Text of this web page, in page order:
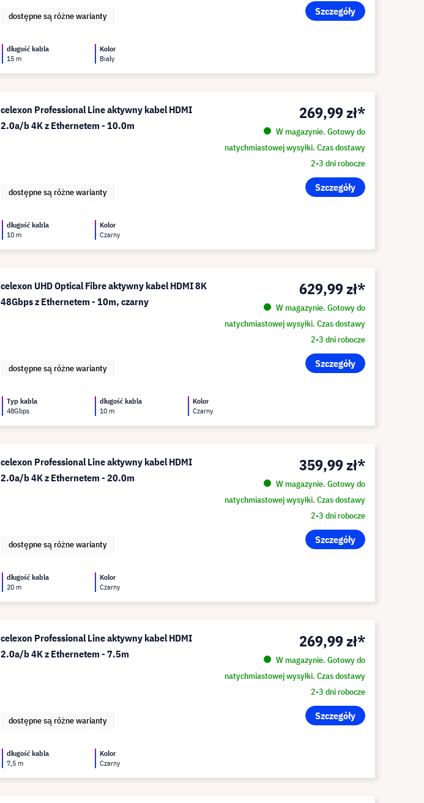
Szczegóły
dostępne są różne warianty
długość kabla
15 m
Kolor
Biały
celexon Professional Line aktywny kabel HDMI
2.0a/b 4K z Ethernetem - 10.0m
269,99 zł*
W magazynie. Gotowy do
natychmiastowej wysyłki. Czas dostawy
2-3 dni robocze
Szczegóły
dostępne są różne warianty
długość kabla
10 m
Kolor
Czarny
celexon UHD Optical Fibre aktywny kabel HDMI 8K
48Gbps z Ethernetem - 10m, czarny
629,99 zł*
W magazynie. Gotowy do
natychmiastowej wysyłki. Czas dostawy
2-3 dni robocze
Szczegóły
dostępne są różne warianty
Typ kabla
48Gbps
długość kabla
10 m
Kolor
Czarny
celexon Professional Line aktywny kabel HDMI
2.0a/b 4K z Ethernetem - 20.0m
359,99 zł*
W magazynie. Gotowy do
natychmiastowej wysyłki. Czas dostawy
2-3 dni robocze
Szczegóły
dostępne są różne warianty
długość kabla
20 m
Kolor
Czarny
celexon Professional Line aktywny kabel HDMI
2.0a/b 4K z Ethernetem - 7.5m
269,99 zł*
W magazynie. Gotowy do
natychmiastowej wysyłki. Czas dostawy
2-3 dni robocze
Szczegóły
dostępne są różne warianty
długość kabla
7,5 m
Kolor
Czarny